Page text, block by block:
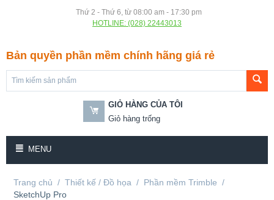
Thứ 2 - Thứ 6, từ 08:00 am - 17:30 pm
HOTLINE: (028) 22443013
Bản quyền phần mềm chính hãng giá rẻ
GIỎ HÀNG CỦA TÔI
Giỏ hàng trống
MENU
Trang chủ / Thiết kế / Đồ họa / Phần mềm Trimble /
SketchUp Pro